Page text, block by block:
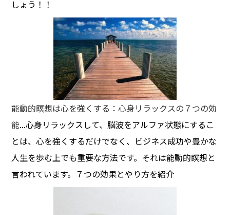
しょう！！
能動的瞑想は心を強くする：心身リラックスの７つの効
能...心身リラックスして、脳波をアルファ状態にするこ
とは、心を強くするだけでなく、ビジネス成功や豊かな
人生を歩む上でも重要な方法です。それは能動的瞑想と
言われています。７つの効果とやり方を紹介